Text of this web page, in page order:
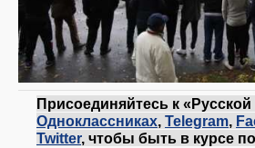
Присоединяйтесь к
Одноклассниках, Telegram,
Twitter, чтобы быть в курсе